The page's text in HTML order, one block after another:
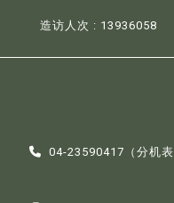
造访人次 : 13936058
04-23590417（分机表